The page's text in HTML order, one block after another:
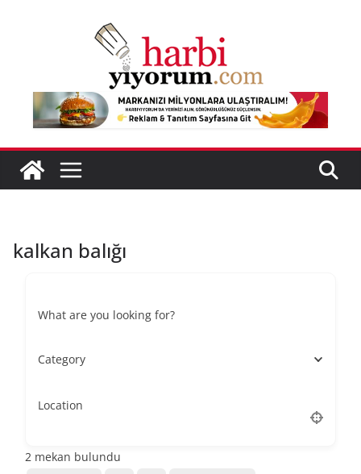
kalkan balığı
What are you looking for?
Category
Location
2 mekan bulundu